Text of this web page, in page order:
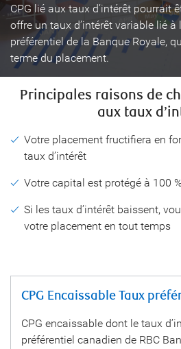
CPG lié aux taux d’intérêt pourrait
offre un taux d’intérêt variable lié à
préférentiel de la Banque Royale,
terme du placement.
Principales raisons de
aux taux
Votre placement fructifiera en
taux d’intérêt
Votre capital est protégé à 100 %
Si les taux d’intérêt baissent,
votre placement en tout temps
CPG Encaissable Taux
CPG encaissable dont le taux
préférentiel canadien de RBC